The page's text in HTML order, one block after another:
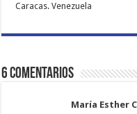
Caracas. Venezuela
6 comentarios
María Esther